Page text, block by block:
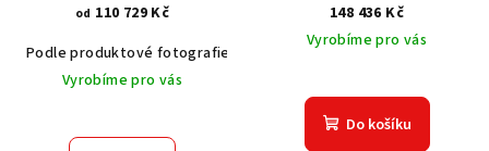
od 110 729 Kč
Podle produktové fotografie
Bílá s patinou BT9001-A6
Vyrobíme pro vás
148 436 Kč
Vyrobíme pro vás
Do košíku